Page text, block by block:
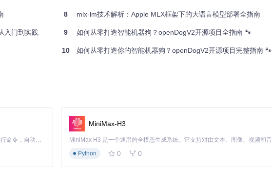
整关节角度
开发环境
入门到实践
8 mlx-lm技术解析：Apple MLX框架下的大语言模型部署全指南
9 如何从零打造智能机器狗？openDogV2开源项目全指南 🐾
10 如何从零打造你的智能机器狗？openDogV2开源项目完整指南 🐾
Claude Code 的开源替代方案。连接任意大模型，编辑代码，运行命令，自动验证 — 全自动执行。用 Rust 构建，极致性能。 ｜ An open-source alternative to Claude Code. Connect any LLM, edit code, run commands, and verify changes — autonomously. Built in Rust for speed. Get Started
MiniMax-H3
Python
0 0